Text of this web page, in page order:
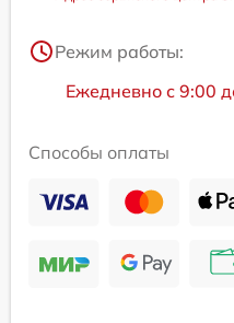
Режим работы:
Ежедневно с 9:00
Способы оплаты